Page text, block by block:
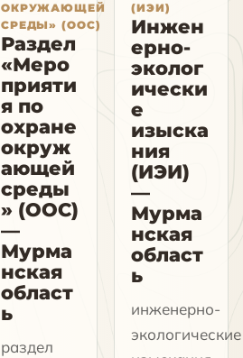
ОКРУЖАЮЩЕЙ
СРЕДЫ» (ООС)
Раздел
«Меро
прияти
я по
охране
окруж
ающей
среды
» (ООС)
—
Мурма
нская
област
ь
раздел
(ИЭИ)
Инжен
ерно-
эколог
ически
е
изыска
ния
(ИЭИ)
—
Мурма
нская
област
ь
инженерно-
экологические